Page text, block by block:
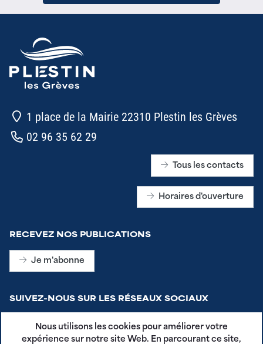
1 place de la Mairie 22310 Plestin les Grèves
02 96 35 62 29
Tous les contacts
Horaires d'ouverture
RECEVEZ NOS PUBLICATIONS
Je m'abonne
SUIVEZ-NOUS SUR LES RÉSEAUX SOCIAUX
Nous utilisons les cookies pour améliorer votre
expérience sur notre site Web. En parcourant ce site,